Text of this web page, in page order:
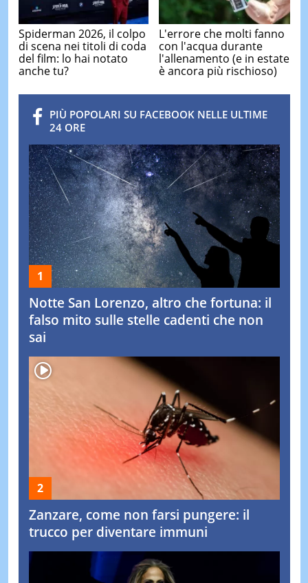
Spiderman 2026, il colpo
di scena nei titoli di coda
del film: lo hai notato
anche tu?
L'errore che molti fanno
con l'acqua durante
l'allenamento (e in estate
è ancora più rischioso)
PIÙ POPOLARI SU FACEBOOK NELLE ULTIME
24 ORE
Notte San Lorenzo, altro che fortuna: il
falso mito sulle stelle cadenti che non
sai
Zanzare, come non farsi pungere: il
trucco per diventare immuni